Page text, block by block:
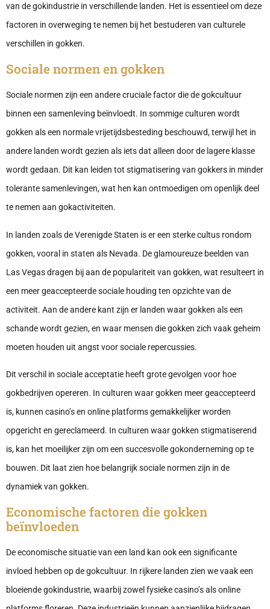
van de gokindustrie in verschillende landen. Het is essentieel om deze
factoren in overweging te nemen bij het bestuderen van culturele
verschillen in gokken.
Sociale normen en gokken
Sociale normen zijn een andere cruciale factor die de gokcultuur
binnen een samenleving beïnvloedt. In sommige culturen wordt
gokken als een normale vrijetijdsbesteding beschouwd, terwijl het in
andere landen wordt gezien als iets dat alleen door de lagere klasse
wordt gedaan. Dit kan leiden tot stigmatisering van gokkers in minder
tolerante samenlevingen, wat hen kan ontmoedigen om openlijk deel
te nemen aan gokactiviteiten.
In landen zoals de Verenigde Staten is er een sterke cultus rondom
gokken, vooral in staten als Nevada. De glamoureuze beelden van
Las Vegas dragen bij aan de populariteit van gokken, wat resulteert in
een meer geaccepteerde sociale houding ten opzichte van de
activiteit. Aan de andere kant zijn er landen waar gokken als een
schande wordt gezien, en waar mensen die gokken zich vaak geheim
moeten houden uit angst voor sociale repercussies.
Dit verschil in sociale acceptatie heeft grote gevolgen voor hoe
gokbedrijven opereren. In culturen waar gokken meer geaccepteerd
is, kunnen casino’s en online platforms gemakkelijker worden
opgericht en gereclameerd. In culturen waar gokken stigmatiserend
is, kan het moeilijker zijn om een succesvolle gokonderneming op te
bouwen. Dit laat zien hoe belangrijk sociale normen zijn in de
dynamiek van gokken.
Economische factoren die gokken
beïnvloeden
De economische situatie van een land kan ook een significante
invloed hebben op de gokcultuur. In rijkere landen zien we vaak een
bloeiende gokindustrie, waarbij zowel fysieke casino’s als online